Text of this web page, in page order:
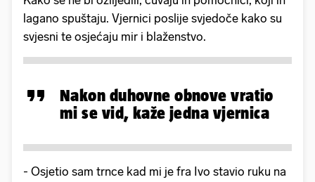
lagano spuštaju. Vjernici poslije svjedoče kako su
svjesni te osjećaju mir i blaženstvo.
Nakon duhovne obnove vratio
mi se vid, kaže jedna vjernica
- Osjetio sam trnce kad mi je fra Ivo stavio ruku na